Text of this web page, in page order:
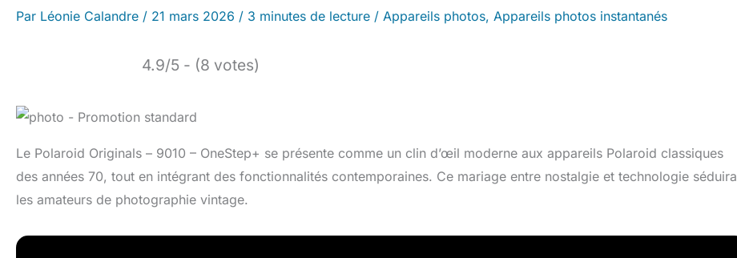
Par Léonie Calandre / 21 mars 2026 / 3 minutes de lecture / Appareils photos, Appareils photos instantanés
4.9/5 - (8 votes)
Le Polaroid Originals – 9010 – OneStep+ se présente comme un clin d’œil moderne aux appareils Polaroid classiques
des années 70, tout en intégrant des fonctionnalités contemporaines. Ce mariage entre nostalgie et technologie séduira
les amateurs de photographie vintage.